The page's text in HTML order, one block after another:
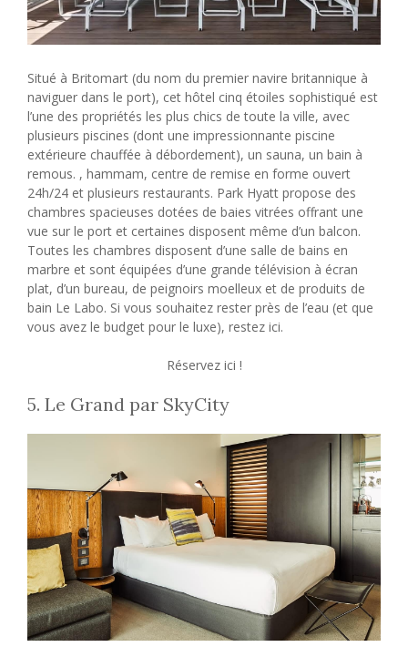
Situé à Britomart (du nom du premier navire britannique à
naviguer dans le port), cet hôtel cinq étoiles sophistiqué est
l’une des propriétés les plus chics de toute la ville, avec
plusieurs piscines (dont une impressionnante piscine
extérieure chauffée à débordement), un sauna, un bain à
remous. , hammam, centre de remise en forme ouvert
24h/24 et plusieurs restaurants. Park Hyatt propose des
chambres spacieuses dotées de baies vitrées offrant une
vue sur le port et certaines disposent même d’un balcon.
Toutes les chambres disposent d’une salle de bains en
marbre et sont équipées d’une grande télévision à écran
plat, d’un bureau, de peignoirs moelleux et de produits de
bain Le Labo. Si vous souhaitez rester près de l’eau (et que
vous avez le budget pour le luxe), restez ici.
Réservez ici !
5. Le Grand par SkyCity